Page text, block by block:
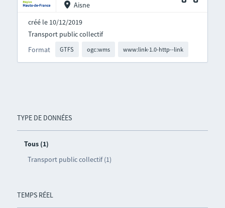
TYPE DE DONNÉES
Tous (1)
Transport public collectif (1)
TEMPS RÉEL
Aisne
créé le 10/12/2019
Format GTFS ogc:wms www:link-1.0-http--link
Transport public collectif